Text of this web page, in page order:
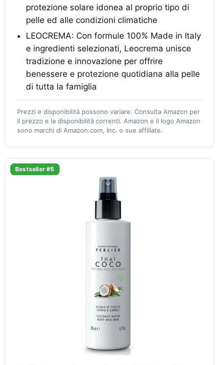
protezione solare idonea al proprio tipo di
pelle ed alle condizioni climatiche
LEOCREMA: Con formule 100% Made in Italy
e ingredienti selezionati, Leocrema unisce
tradizione e innovazione per offrire
benessere e protezione quotidiana alla pelle
di tutta la famiglia
Prezzi e disponibilità possono variare. Consulta Amazon per
il prezzo e la disponibilità correnti. Amazon e il logo Amazon
sono marchi di Amazon.com, Inc. o sue affiliate.
Bestseller #5